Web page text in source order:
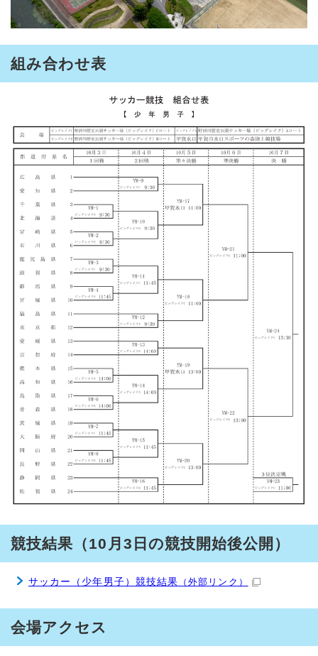
組み合わせ表
競技結果（10月3日の競技開始後公開）
サッカー（少年男子）競技結果 （外部リンク）
会場アクセス